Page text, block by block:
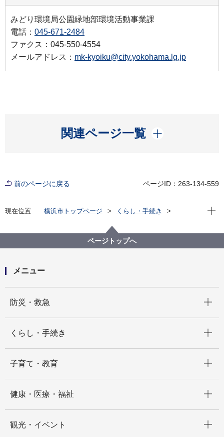
みどり環境局公園緑地部環境活動事業課
電話： 045-671-2484
ファクス：045-550-4554
メールアドレス： mk-kyoiku@city.yokohama.lg.jp
関連ページ一覧
開く
前のページに戻る ページID：263-134-559
現在位置 横浜市トップページ
くらし・手続き
こども『エコ活。』大作戦！
こども「エコ活。」大作戦！2025
現在
ページトップへ
メニュー
防災・救急
くらし・手続き
子育て・教育
健康・医療・福祉
観光・イベント